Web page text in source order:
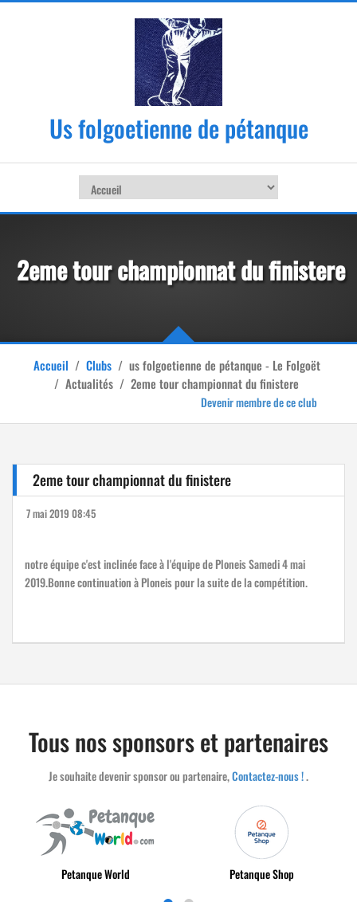
Us folgoetienne de pétanque
2eme tour championnat du finistere
Accueil / Clubs / us folgoetienne de pétanque - Le Folgoët
/ Actualités / 2eme tour championnat du finistere
Devenir membre de ce club
2eme tour championnat du finistere
7 mai 2019 08:45
notre équipe c'est inclinée face à l'équipe de Ploneis Samedi 4 mai
2019.Bonne continuation à Ploneis pour la suite de la compétition.
Tous nos sponsors et partenaires
Je souhaite devenir sponsor ou partenaire,Contactez-nous !.
Petanque World Petanque Shop